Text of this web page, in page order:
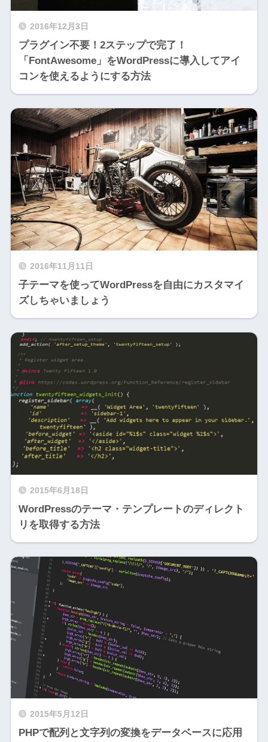
2016年12月3日
プラグイン不要！2ステップで完了！
「FontAwesome」をWordPressに導入してアイ
コンを使えるようにする方法
2016年11月11日
子テーマを使ってWordPressを自由にカスタマイ
ズしちゃいましょう
2015年6月18日
WordPressのテーマ・テンプレートのディレクト
リを取得する方法
2015年5月12日
PHPで配列と文字列の変換をデータベースに応用